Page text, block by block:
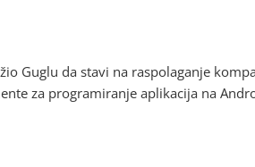
Guglu da stavi na raspolaganje
za programiranje aplikacija na